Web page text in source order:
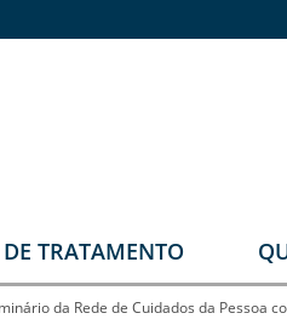
DE TRATAMENTO
da Rede de Cuidados da Pessoa